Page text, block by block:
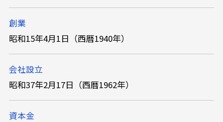
創業
昭和15年4月1日（西暦1940年）
会社設立
昭和37年2月17日（西暦1962年）
資本金